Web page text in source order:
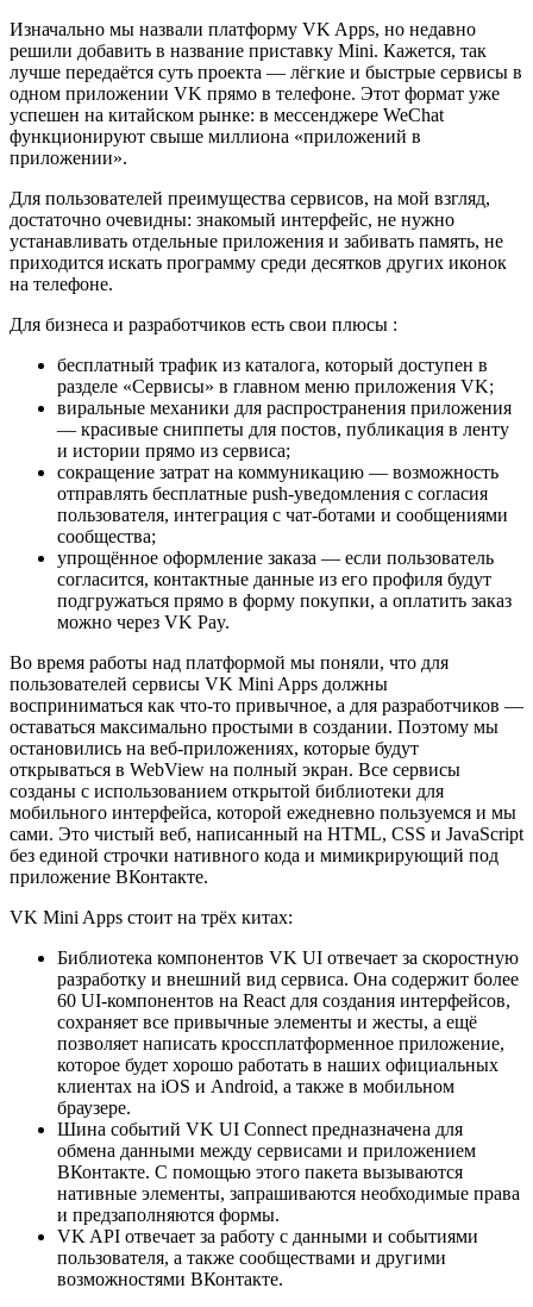
Изначально мы назвали платформу VK Apps, но недавно
решили добавить в название приставку Mini. Кажется, так
лучше передаётся суть проекта — лёгкие и быстрые сервисы в
одном приложении VK прямо в телефоне. Этот формат уже
успешен на китайском рынке: в мессенджере WeChat
функционируют свыше миллиона «приложений в
приложении».
Для пользователей преимущества сервисов, на мой взгляд,
достаточно очевидны: знакомый интерфейс, не нужно
устанавливать отдельные приложения и забивать память, не
приходится искать программу среди десятков других иконок
на телефоне.
Для бизнеса и разработчиков есть свои плюсы :
бесплатный трафик из каталога, который доступен в
разделе «Сервисы» в главном меню приложения VK;
виральные механики для распространения приложения
— красивые сниппеты для постов, публикация в ленту
и истории прямо из сервиса;
сокращение затрат на коммуникацию — возможность
отправлять бесплатные push-уведомления с согласия
пользователя, интеграция с чат-ботами и сообщениями
сообщества;
упрощённое оформление заказа — если пользователь
согласится, контактные данные из его профиля будут
подгружаться прямо в форму покупки, а оплатить заказ
можно через VK Pay.
Во время работы над платформой мы поняли, что для
пользователей сервисы VK Mini Apps должны
восприниматься как что-то привычное, а для разработчиков —
оставаться максимально простыми в создании. Поэтому мы
остановились на веб-приложениях, которые будут
открываться в WebView на полный экран. Все сервисы
созданы с использованием открытой библиотеки для
мобильного интерфейса, которой ежедневно пользуемся и мы
сами. Это чистый веб, написанный на HTML, CSS и JavaScript
без единой строчки нативного кода и мимикрирующий под
приложение ВКонтакте.
VK Mini Apps стоит на трёх китах:
Библиотека компонентов VK UI отвечает за скоростную
разработку и внешний вид сервиса. Она содержит более
60 UI-компонентов на React для создания интерфейсов,
сохраняет все привычные элементы и жесты, а ещё
позволяет написать кроссплатформенное приложение,
которое будет хорошо работать в наших официальных
клиентах на iOS и Android, а также в мобильном
браузере.
Шина событий VK UI Connect предназначена для
обмена данными между сервисами и приложением
ВКонтакте. С помощью этого пакета вызываются
нативные элементы, запрашиваются необходимые права
и предзаполняются формы.
VK API отвечает за работу с данными и событиями
пользователя, а также сообществами и другими
возможностями ВКонтакте.